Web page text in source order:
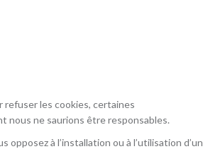
refuser les cookies, certaines
nous ne saurions être responsables.
à l’installation ou à l’utilisation d’un